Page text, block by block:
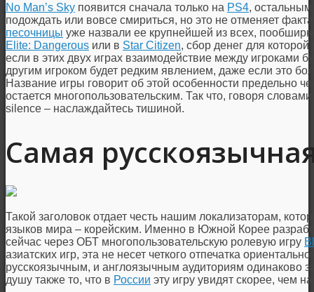
No Man’s Sky появится сначала только на PS4,
подождать или вовсе смириться, но это не отменяет
песочницы уже назвали ее крупнейшей из всех,
Elite: Dangerous или в Star Citizen, сбор денег для
если в этих двух играх взаимодействие между игроками
другим игроком будет редким явлением, даже если это
Название игры говорит об этой особенности предельно
остается многопользовательским. Так что, говоря
silence – наслаждайтесь тишиной.
Самая
Такой заголовок отдает честь нашим локализаторам,
языков мира – корейским. Именно в Южной Корее
сейчас через ОБТ многопользовательскую ролевую игру
азиатских игр, эта не несет четкого отпечатка
русскоязычным, и англоязычным аудиториям одинаково
душу также то, что в России эту игру увидят скорее, чем